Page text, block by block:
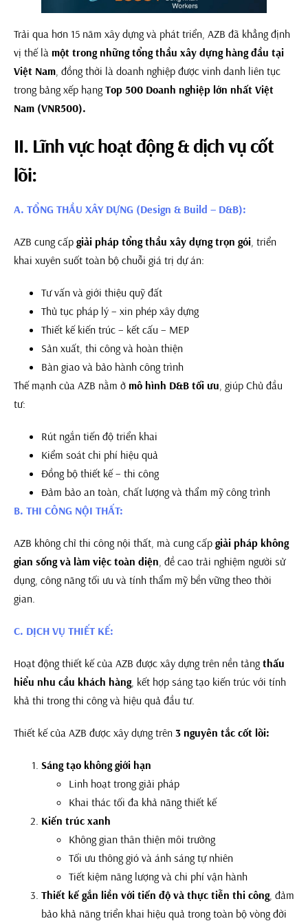
Trải qua hơn 15 năm xây dựng và phát triển, AZB đã khẳng định
vị thế là một trong những tổng thầu xây dựng hàng đầu tại
Việt Nam , đồng thời là doanh nghiệp được vinh danh liên tục
trong bảng xếp hạng Top 500 Doanh nghiệp lớn nhất Việt
Nam (VNR500).
II. Lĩnh vực hoạt động & dịch vụ cốt
lõi:
A. TỔNG THẦU XÂY DỰNG (Design & Build – D&B):
AZB cung cấp giải pháp tổng thầu xây dựng trọn gói , triển
khai xuyên suốt toàn bộ chuỗi giá trị dự án:
Tư vấn và giới thiệu quỹ đất
Thủ tục pháp lý – xin phép xây dựng
Thiết kế kiến trúc – kết cấu – MEP
Sản xuất, thi công và hoàn thiện
Bàn giao và bảo hành công trình
Thế mạnh của AZB nằm ở mô hình D&B tối ưu , giúp Chủ đầu
tư:
Rút ngắn tiến độ triển khai
Kiểm soát chi phí hiệu quả
Đồng bộ thiết kế – thi công
Đảm bảo an toàn, chất lượng và thẩm mỹ công trình
B. THI CÔNG NỘI THẤT:
AZB không chỉ thi công nội thất, mà cung cấp giải pháp không
gian sống và làm việc toàn diện , đề cao trải nghiệm người sử
dụng, công năng tối ưu và tính thẩm mỹ bền vững theo thời
gian.
C. DỊCH VỤ THIẾT KẾ:
Hoạt động thiết kế của AZB được xây dựng trên nền tảng thấu
hiểu nhu cầu khách hàng, kết hợp sáng tạo kiến trúc với tính
khả thi trong thi công và hiệu quả đầu tư.
Thiết kế của AZB được xây dựng trên 3 nguyên tắc cốt lõi:
Sáng tạo không giới hạn
Linh hoạt trong giải pháp
Khai thác tối đa khả năng thiết kế
Kiến trúc xanh
Không gian thân thiện môi trường
Tối ưu thông gió và ánh sáng tự nhiên
Tiết kiệm năng lượng và chi phí vận hành
Thiết kế gắn liền với tiến độ và thực tiễn thi công, đảm
bảo khả năng triển khai hiệu quả trong toàn bộ vòng đời